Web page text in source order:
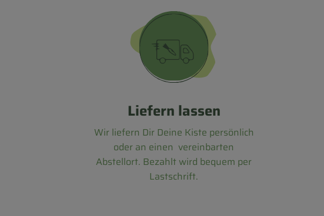
Liefern lassen
Wir liefern Dir Deine Kiste persönlich
oder an einen vereinbarten
Abstellort. Bezahlt wird bequem per
Lastschrift.